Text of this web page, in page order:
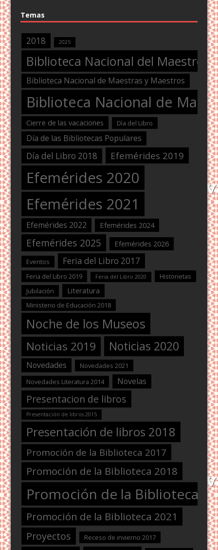
Temas
2018 2025
Biblioteca Nacional del Maestro
Biblioteca Nacional de Maestras y Maestros
Biblioteca Nacional de
Cierre de las vacaciones Dìa del Libro
Día de las Bibliotecas Populares
Día del Libro 2018 Efemérides 2019
Efemérides 2020
Efemérides 2021
Efemérides 2022 Efemérides 2024
Efemérides 2025 Efemérides 2026
Eventos Feria del Libro 2017
Feria del Libro 2019 Feria del Libro 2020
Historietas
Jubilación
Literatura
Ministerio de Educación 2018
Noche de los Museos
Noticias 2019 Noticias 2020
Novedades
Novedades 2021
Novedades Literatura 2014
Novelas
Presentacion de libros
Presentación de libros 2015
Presentación de libros 2018
Promoción de la Biblioteca 2017
Promoción de la Biblioteca 2018
Promoción de la Biblioteca
Promoción de la Biblioteca 2021
Proyectos Receso de invierno 2017